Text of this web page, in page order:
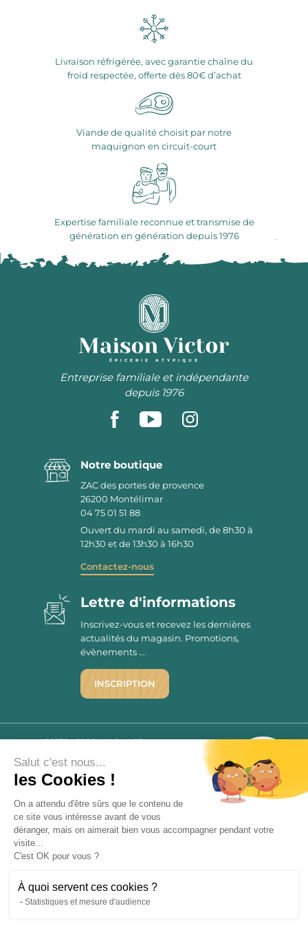
Livraison réfrigérée, avec garantie chaîne du
froid respectée, offerte dès 80€ d’achat
Viande de qualité choisit par notre
maquignon en circuit-court
Expertise familiale reconnue et transmise de
génération en génération depuis 1976
ÉPICERIE ATYPIQUE
Entreprise familiale et indépendante
depuis 1976
Notre boutique
ZAC des portes de provence
26200 Montélimar
04 75 01 51 88
Ouvert du mardi au samedi, de 8h30 à
12h30 et de 13h30 à 16h30
Contactez-nous
2780 AVIS
9.7/10
Lettre d'informations
Inscrivez-vous et recevez les dernières
actualités du magasin. Promotions,
évènements ...
INSCRIPTION
©1976 - 2026 - Maison Victor
Qui sommes-nous ?
Mentions légales
C.G.V.
Politique de confidentialité
FAQ
Livraisons
Salut c'est nous...
les Cookies !
On a attendu d'être sûrs que le contenu de
ce site vous intéresse avant de vous
déranger, mais on aimerait bien vous accompagner pendant votre
visite...
C'est OK pour vous ?
À quoi servent ces cookies ?
Statistiques et mesure d'audience